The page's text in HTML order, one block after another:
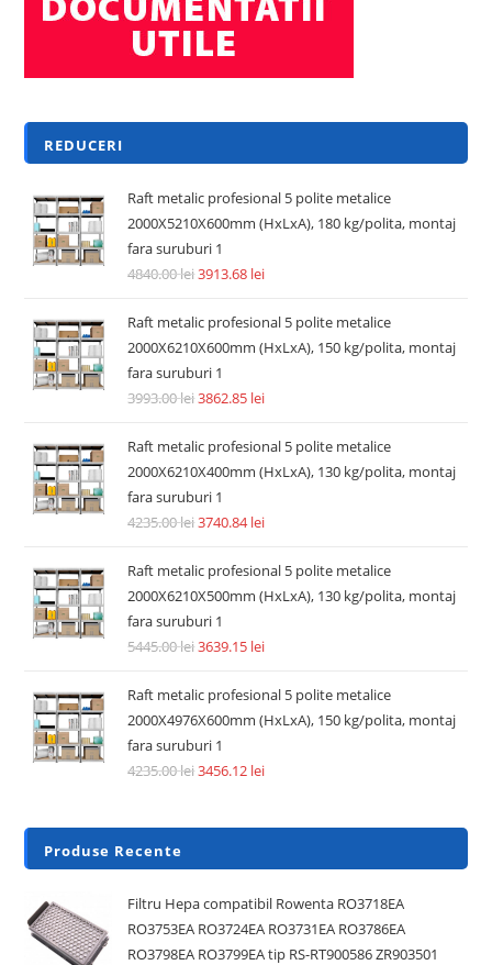
REDUCERI
Raft metalic profesional 5 polite metalice
2000X5210X600mm (HxLxA), 180 kg/polita, montaj
fara suruburi 1
4840.00lei3913.68 lei
Raft metalic profesional 5 polite metalice
2000X6210X600mm (HxLxA), 150 kg/polita, montaj
fara suruburi 1
3993.00lei3862.85 lei
Raft metalic profesional 5 polite metalice
2000X6210X400mm (HxLxA), 130 kg/polita, montaj
fara suruburi 1
4235.00lei3740.84lei
Raft metalic profesional 5 polite metalice
2000X6210X500mm (HxLxA), 130 kg/polita, montaj
fara suruburi 1
5445.00lei3639.15 lei
Raft metalic profesional 5 polite metalice
2000X4976X600mm (HxLxA), 150 kg/polita, montaj
fara suruburi 1
4235.00lei3456.12 lei
Produse Recente
Filtru Hepa compatibil Rowenta RO3718EA
RO3753EA RO3724EA RO3731EA RO3786EA
RO3798EA RO3799EA tip RS-RT900586 ZR903501